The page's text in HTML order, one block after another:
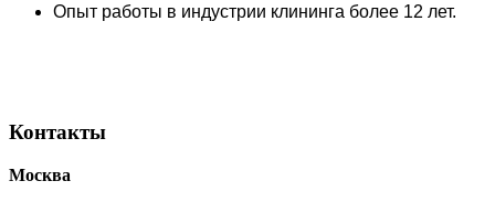
Опыт работы в индустрии клининга более 12 лет.
Контакты
Москва